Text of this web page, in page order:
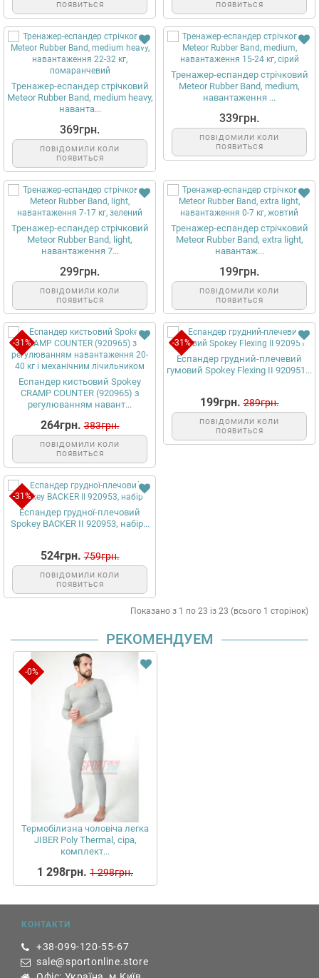
ПОЯВИТЬСЯ
ПОЯВИТЬСЯ
Тренажер-еспандер стрічковий
Meteor Rubber Band, medium heavy,
наванта...
369грн.
ПОВІДОМИЛИ КОЛИ
ПОЯВИТЬСЯ
Тренажер-еспандер стрічковий
Meteor Rubber Band, medium,
навантаження ...
339грн.
ПОВІДОМИЛИ КОЛИ
ПОЯВИТЬСЯ
Тренажер-еспандер стрічковий
Meteor Rubber Band, light,
навантаження 7...
299грн.
ПОВІДОМИЛИ КОЛИ
ПОЯВИТЬСЯ
Тренажер-еспандер стрічковий
Meteor Rubber Band, extra light,
навантаж...
199грн.
ПОВІДОМИЛИ КОЛИ
ПОЯВИТЬСЯ
-31%
Еспандер кистьовий Spokey
CRAMP COUNTER (920965) з
регулюванням навант...
264грн. 383грн.
ПОВІДОМИЛИ КОЛИ
ПОЯВИТЬСЯ
-31%
Еспандер грудний-плечевий
гумовий Spokey Flexing II 920951...
199грн. 289грн.
ПОВІДОМИЛИ КОЛИ
ПОЯВИТЬСЯ
-31%
Еспандер грудної-плечовий
Spokey BACKER II 920953, набір...
524грн. 759грн.
ПОВІДОМИЛИ КОЛИ
ПОЯВИТЬСЯ
Показано з 1 по 23 із 23 (всього 1 сторінок)
РЕКОМЕНДУЕМ
-0%
Термобілизна чоловіча легка
JIBER Poly Thermal, сіра,
комплект...
1 298грн. 1 298грн.
КОНТАКТИ
+38-099-120-55-67
sale@sportonline.store